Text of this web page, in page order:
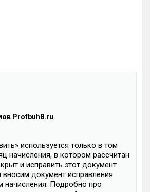
Profbuh8.ru
используется только в том
начисления, в котором рассчитан
и исправить этот документ
документ исправления
начисления. Подробно про